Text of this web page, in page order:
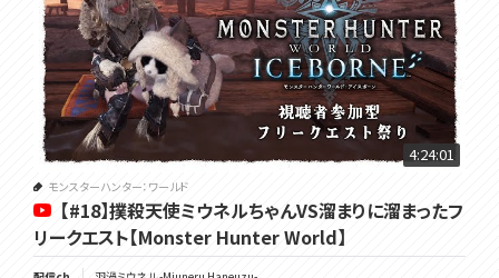
4:24:01
モンスターハンター：ワールド
【#18】撲殺天使ミウネルちゃんVS溜まりに溜まったフ
リークエスト【Monster Hunter World】